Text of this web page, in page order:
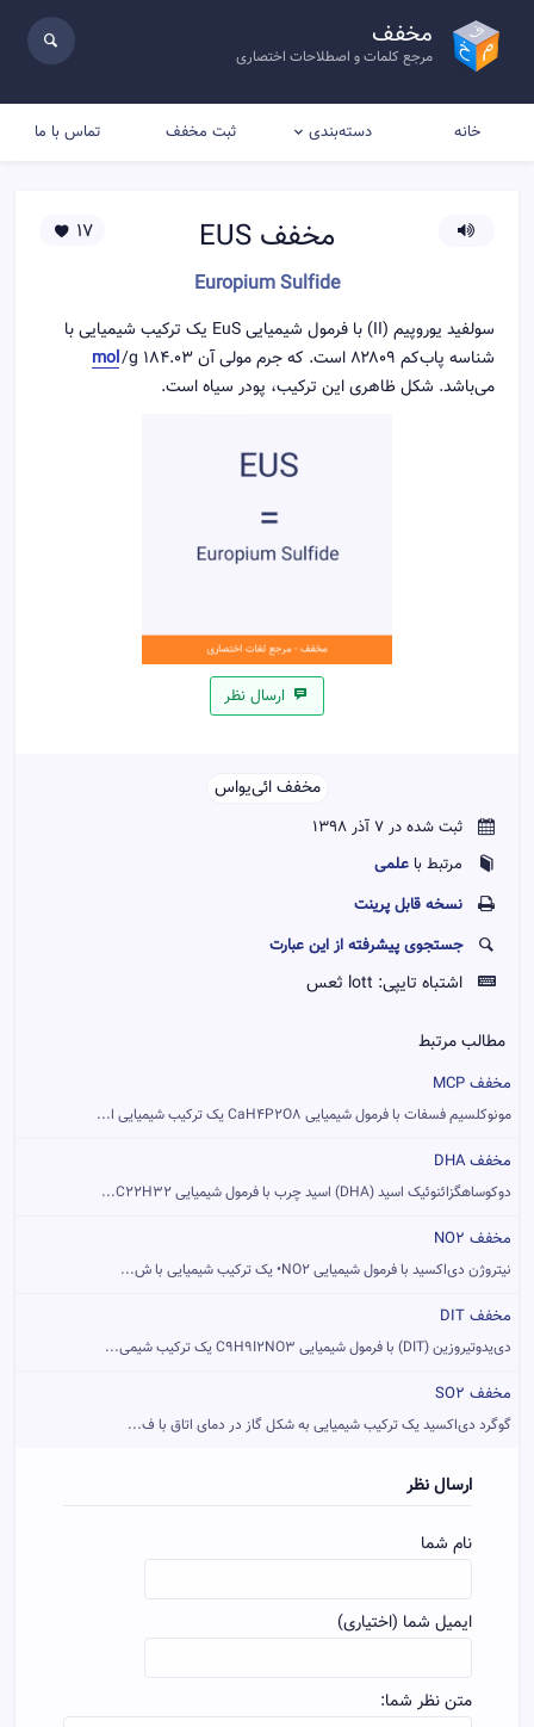
مخفف
مرجع کلمات و اصطلاحات اختصاری
خانه دسته‌بندی ثبت مخفف تماس با ما
مخفف EUS
Europium Sulfide
17
سولفید یوروپیم (II) با فرمول شیمیایی EuS یک ترکیب شیمیایی با
شناسه پاب‌کم ۸۲۸۰۹ است. که جرم مولی آن 184.03 g/
mol
می‌باشد. شکل ظاهری این ترکیب، پودر سیاه است.
ارسال نظر
مخفف ائی‌یو‌اس‌‌
ثبت شده در 7 آذر 1398
مرتبط باعلمی
نسخه قابل پرينت
جستجوی پیشرفته از این عبارت
اشتباه تایپی: lott ثعس
مطالب مرتبط
مخفف MCP
مونوکلسیم فسفات با فرمول شیمیایی CaH۴P۲O۸ یک ترکیب شیمیایی ا...
مخفف DHA
دوکوساهگزائنوئیک اسید (DHA) اسید چرب با فرمول شیمیایی C22H32...
مخفف NO2
نیتروژن دی‌اکسید با فرمول شیمیایی NO۲• یک ترکیب شیمیایی با ش...
مخفف DIT
دی‌یدوتیروزین (DIT) با فرمول شیمیایی C۹H۹I۲NO۳ یک ترکیب شیمی...
مخفف SO2
گوگرد دی‌اکسید یک ترکیب شیمیایی به شکل گاز در دمای اتاق با ف...
ارسال نظر
نام شما
ایمیل شما (اختیاری)
متن نظر شما: